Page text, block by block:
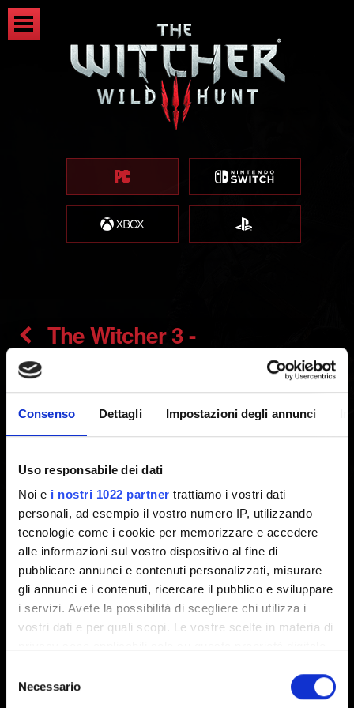
Consenso Dettagli Impostazioni degli annunci
Uso responsabile dei dati
Noi e i nostri 1022 partner trattiamo i vostri dati
personali, ad esempio il vostro numero IP, utilizzando
tecnologie come i cookie per memorizzare e accedere
alle informazioni sul vostro dispositivo al fine di
pubblicare annunci e contenuti personalizzati, misurare
gli annunci e i contenuti, ricercare il pubblico e sviluppare
i servizi. Avete la possibilità di scegliere chi utilizza i
vostri dati e per quali scopi. Le vostre scelte in materia di
modificare o revocare il proprio consenso in qualsiasi
momento dalla Dichiarazione sui cookie o facendo clic
delNecessario
The Witcher 3 -
Installazione/aggiornamento
manuale della patch 1.01
Per installare o aggiornare manualmente la versione su
disco del gioco con la patch 1.01, scarica daquila patch.
ATTENZIONE:questo metodo di aggiornamento è solo
per le copie fisiche e potrebbe non essere compatibile
con quelle digitali acquistate su GOG, Steam o Epic
Games Store. In questi casi va utilizzata la funzione di
aggiornamento dello specifico store.